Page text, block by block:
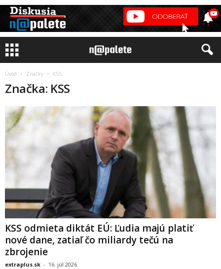
Úvod Značky KSS
Značka: KSS
KSS odmieta diktát EÚ: Ľudia majú platiť
nové dane, zatiaľ čo miliardy tečú na
zbrojenie
extraplus.sk - 16. júl 2026